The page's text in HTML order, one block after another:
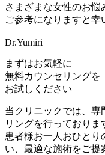
さまざまな女性のお悩
ご参考になりますと幸
Dr.Yumiri
まずはお気軽に
無料カウンセリングを
お試しください
当クリニックでは、専
リングを行っておりま
患者様お一人おひとり
い、最適な施術をご提